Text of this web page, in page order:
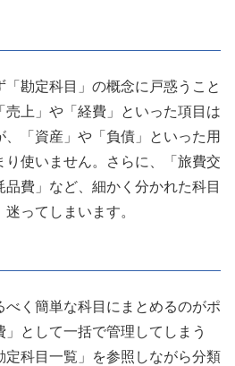
勘定科目」の概念に戸惑うこと
売上」や「経費」といった項目は
「資産」や「負債」といった用
使いません。さらに、「旅費交
費」など、細かく分かれた科目
ってしまいます。
く簡単な科目にまとめるのがポ
として一括で管理してしまう
定科目一覧」を参照しながら分類